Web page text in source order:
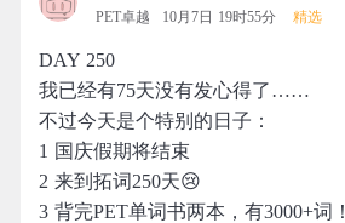
PET卓越 10月7日 19时55分 精选
DAY 250
我已经有75天没有发心得了……
不过今天是个特别的日子：
1 国庆假期将结束
2 来到拓词250天😢
3 背完PET单词书两本，有3000+词！